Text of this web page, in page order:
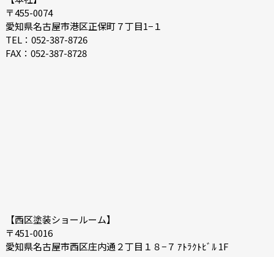
〒455-0074
愛知県名古屋市港区正保町７丁目1−１
TEL：052-387-8726
FAX：052-387-8728
【西区塗装ショールーム】
〒451-0016
愛知県名古屋市西区庄内通２丁目１８−７ ｱﾄﾗｸﾄﾋﾞﾙ 1F